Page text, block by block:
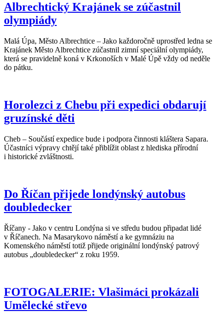
Albrechtický Krajánek se zúčastnil
olympiády
Malá Úpa, Město Albrechtice – Jako každoročně uprostřed ledna se
Krajánek Město Albrechtice zúčastnil zimní speciální olympiády,
která se pravidelně koná v Krkonoších v Malé Úpě vždy od neděle
do pátku.
Horolezci z Chebu při expedici obdarují
gruzínské děti
Cheb – Součástí expedice bude i podpora činnosti kláštera Sapara.
Účastníci výpravy chtějí také přiblížit oblast z hlediska přírodní
i historické zvláštnosti.
Do Říčan přijede londýnský autobus
doubledecker
Říčany - Jako v centru Londýna si ve středu budou připadat lidé
v Říčanech. Na Masarykovo náměstí a ke gymnáziu na
Komenského náměstí totiž přijede originální londýnský patrový
autobus „doubledecker“ z roku 1959.
FOTOGALERIE: Vlašimáci prokázali
Umělecké střevo